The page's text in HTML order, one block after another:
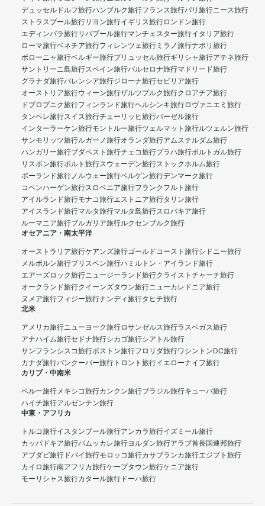
デュッセルドルフ旅行ハンブルク旅行フランス旅行パリ旅行ニース旅行
ストラスブール旅行リヨン旅行イギリス旅行ロンドン旅行
エディンバラ旅行リバプール旅行マンチェスター旅行イタリア旅行
ローマ旅行ベネチア旅行フィレンツェ旅行 ミラノ旅行ナポリ旅行
ボローニャ旅行ベルギー旅行ブリュッセル旅行ギリシャ旅行アテネ旅行
サントリーニ島旅行スペイン旅行バルセロナ旅行マドリード旅行
グラナダ旅行バレンシア旅行ジローナ旅行セビリア旅行
オーストリア旅行ウィーン旅行ザルツブルク旅行クロアチア旅行
ドブロブニク旅行フィンランド旅行ヘルシンキ旅行ロヴァニエミ旅行
タンペレ旅行スイス旅行チューリッヒ旅行バーゼル旅行
インターラーケン旅行モントルー旅行ツェルマット旅行ルツェルン旅行
サンモリッツ旅行ルガーノ旅行オランダ旅行アムステルダム旅行
ハンガリー旅行ブダペスト旅行チェコ旅行プラハ旅行ポルトガル旅行
リスボン旅行ポルト旅行スウェーデン旅行ストックホルム旅行
ポーランド旅行ノルウェー旅行ベルゲン旅行デンマーク旅行
コペンハーゲン旅行スロベニア旅行フランクフルト旅行
アイルランド旅行モナコ旅行エストニア旅行タリン旅行
アイスランド旅行マルタ旅行マルタ島旅行スロバキア旅行
ルーマニア旅行ブルガリア旅行ルクセンブルク旅行
オセアニア・南太平洋
オーストラリア旅行ケアンズ旅行ゴールドコースト旅行シドニー旅行
メルボルン旅行ブリスベン旅行ハミルトン・アイランド旅行
エアーズロック旅行ニュージーランド旅行クライストチャーチ旅行
オークランド旅行クイーンズタウン旅行ニューカレドニア旅行
ヌメア旅行フィジー旅行ナンディ旅行タヒチ旅行
北米
アメリカ旅行ニューヨーク旅行ロサンゼルス旅行ラスベガス旅行
アナハイム旅行セドナ旅行シカゴ旅行シアトル旅行
サンフランシスコ旅行ボストン旅行フロリダ旅行ワシントンDC旅行
カナダ旅行バンクーバー旅行 トロント旅行イエローナイフ旅行
カリブ・中南米
ペルー旅行メキシコ旅行カンクン旅行ブラジル旅行キューバ旅行
ハイチ旅行アルゼンチン旅行
中東・アフリカ
トルコ旅行イスタンブール旅行アンカラ旅行イズミール旅行
カッパドキア旅行パムッカレ旅行ヨルダン旅行アラブ首長国連邦旅行
アブダビ旅行 ドバイ旅行モロッコ旅行カサブランカ旅行エジプト旅行
カイロ旅行南アフリカ旅行ケープタウン旅行ケニア旅行
モーリシャス旅行カタール旅行 ドーハ旅行